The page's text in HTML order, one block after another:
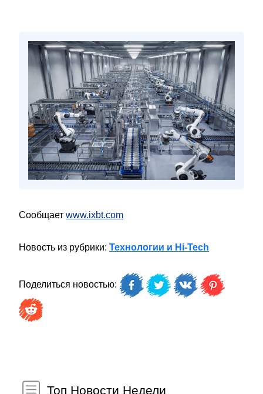
Сообщает www.ixbt.com
Новость из рубрики: Технологии и Hi-Tech
Поделиться новостью:
Топ Новости Недели